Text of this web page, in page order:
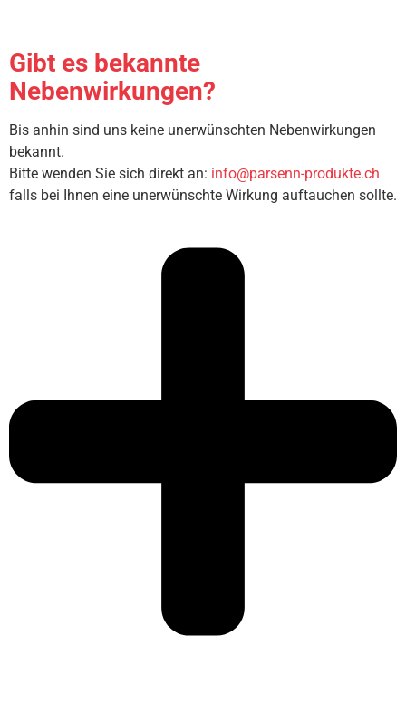
Gibt es bekannte
Nebenwirkungen?
Bis anhin sind uns keine unerwünschten Nebenwirkungen
bekannt.
Bitte wenden Sie sich direkt an: info@parsenn-produkte.ch
falls bei Ihnen eine unerwünschte Wirkung auftauchen sollte.